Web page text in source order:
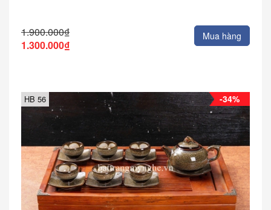
1.900.000₫
1.300.000₫
Mua hàng
-34%
HB 56